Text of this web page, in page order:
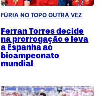
FÚRIA NO TOPO OUTRA VEZ
Ferran Torres decide
na prorrogação e leva
a Espanha ao
bicampeonato
mundial